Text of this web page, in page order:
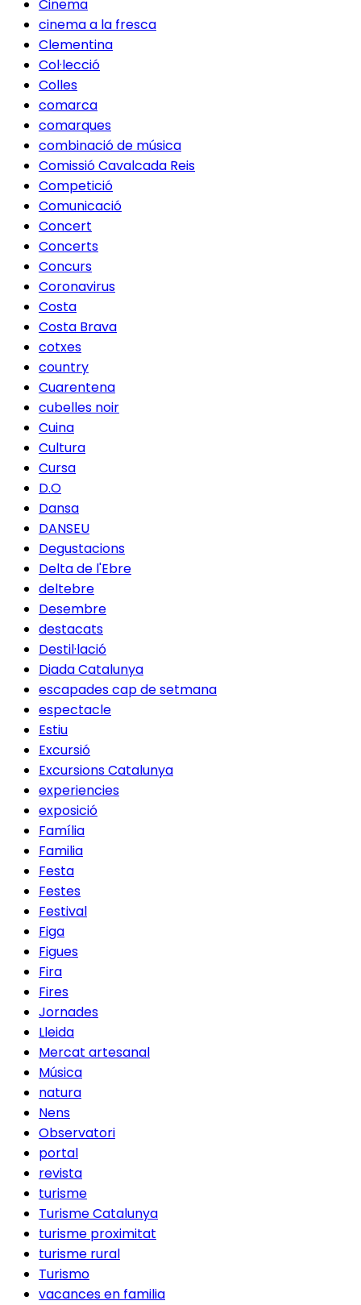
Cinema
cinema a la fresca
Clementina
Col·lecció
Colles
comarca
comarques
combinació de música
Comissió Cavalcada Reis
Competició
Comunicació
Concert
Concerts
Concurs
Coronavirus
Costa
Costa Brava
cotxes
country
Cuarentena
cubelles noir
Cuina
Cultura
Cursa
D.O
Dansa
DANSEU
Degustacions
Delta de l'Ebre
deltebre
Desembre
destacats
Destil·lació
Diada Catalunya
escapades cap de setmana
espectacle
Estiu
Excursió
Excursions Catalunya
experiencies
exposició
Família
Familia
Festa
Festes
Festival
Figa
Figues
Fira
Fires
Jornades
Lleida
Mercat artesanal
Música
natura
Nens
Observatori
portal
revista
turisme
Turisme Catalunya
turisme proximitat
turisme rural
Turismo
vacances en familia